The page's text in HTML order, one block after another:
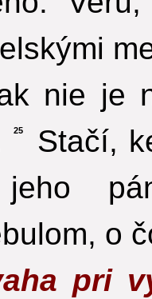
nie je
25
Stačí,
o
pri